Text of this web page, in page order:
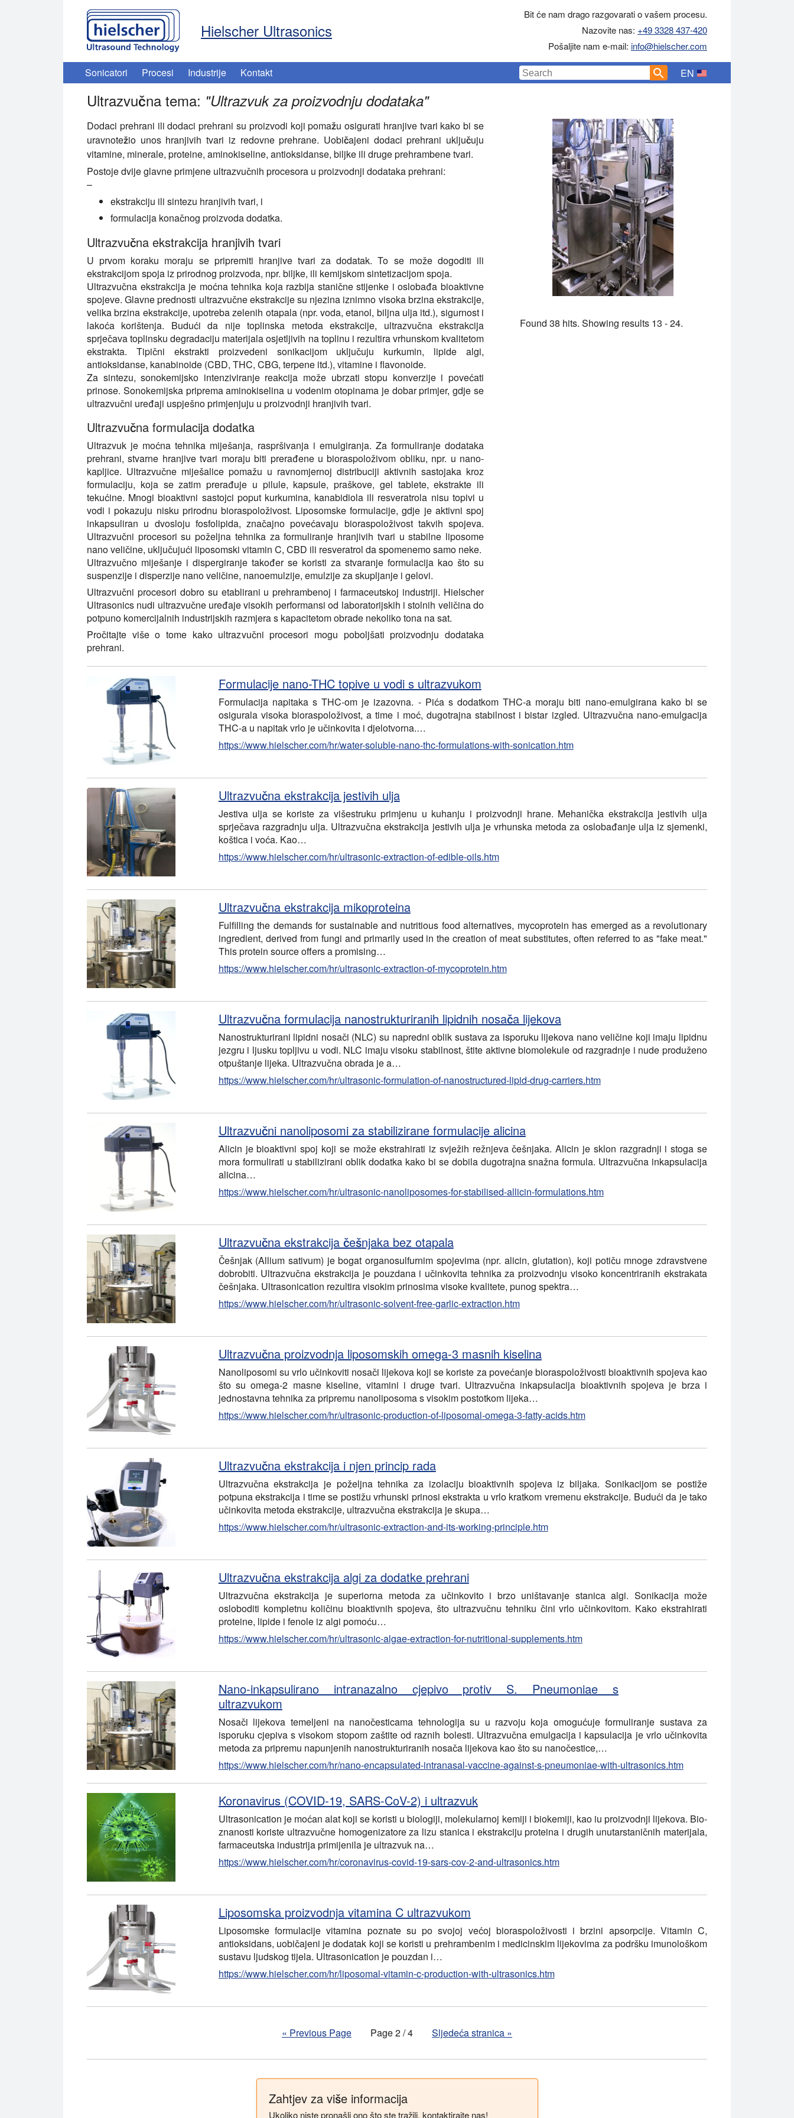
Hielscher Ultrasonics
Bit će nam drago razgovarati o vašem procesu.
Nazovite nas: +49 3328 437-420
Pošaljite nam e-mail: info@hielscher.com
Sonicatori Procesi Industrije Kontakt EN
Ultrazvučna tema: "Ultrazvuk za proizvodnju dodataka"
Dodaci prehrani ili dodaci prehrani su proizvodi koji pomažu osigurati hranjive tvari kako bi se
uravnotežio unos hranjivih tvari iz redovne prehrane. Uobičajeni dodaci prehrani uključuju
vitamine, minerale, proteine, aminokiseline, antioksidanse, biljke ili druge prehrambene tvari.
Postoje dvije glavne primjene ultrazvučnih procesora u proizvodnji dodataka prehrani:
–
ekstrakciju ili sintezu hranjivih tvari, i
formulacija konačnog proizvoda dodatka.
Ultrazvučna ekstrakcija hranjivih tvari
U prvom koraku moraju se pripremiti hranjive tvari za dodatak. To se može dogoditi ili
ekstrakcijom spoja iz prirodnog proizvoda, npr. biljke, ili kemijskom sintetizacijom spoja.
Ultrazvučna ekstrakcija je moćna tehnika koja razbija stanične stijenke i oslobađa bioaktivne
spojeve. Glavne prednosti ultrazvučne ekstrakcije su njezina iznimno visoka brzina ekstrakcije,
velika brzina ekstrakcije, upotreba zelenih otapala (npr. voda, etanol, biljna ulja itd.), sigurnost i
lakoća korištenja. Budući da nije toplinska metoda ekstrakcije, ultrazvučna ekstrakcija
sprječava toplinsku degradaciju materijala osjetljivih na toplinu i rezultira vrhunskom kvalitetom
ekstrakta. Tipični ekstrakti proizvedeni sonikacijom uključuju kurkumin, lipide algi,
antioksidanse, kanabinoide (CBD, THC, CBG, terpene itd.), vitamine i flavonoide.
Za sintezu, sonokemijsko intenziviranje reakcija može ubrzati stopu konverzije i povećati
prinose. Sonokemijska priprema aminokiselina u vodenim otopinama je dobar primjer, gdje se
ultrazvučni uređaji uspješno primjenjuju u proizvodnji hranjivih tvari.
Ultrazvučna formulacija dodatka
Ultrazvuk je moćna tehnika miješanja, raspršivanja i emulgiranja. Za formuliranje dodataka
prehrani, stvarne hranjive tvari moraju biti prerađene u bioraspoloživom obliku, npr. u nano-
kapljice. Ultrazvučne miješalice pomažu u ravnomjernoj distribuciji aktivnih sastojaka kroz
formulaciju, koja se zatim prerađuje u pilule, kapsule, praškove, gel tablete, ekstrakte ili
tekućine. Mnogi bioaktivni sastojci poput kurkumina, kanabidiola ili resveratrola nisu topivi u
vodi i pokazuju nisku prirodnu bioraspoloživost. Liposomske formulacije, gdje je aktivni spoj
inkapsuliran u dvosloju fosfolipida, značajno povećavaju bioraspoloživost takvih spojeva.
Ultrazvučni procesori su poželjna tehnika za formuliranje hranjivih tvari u stabilne liposome
nano veličine, uključujući liposomski vitamin C, CBD ili resveratrol da spomenemo samo neke.
Ultrazvučno miješanje i dispergiranje također se koristi za stvaranje formulacija kao što su
suspenzije i disperzije nano veličine, nanoemulzije, emulzije za skupljanje i gelovi.
Ultrazvučni procesori dobro su etablirani u prehrambenoj i farmaceutskoj industriji. Hielscher
Ultrasonics nudi ultrazvučne uređaje visokih performansi od laboratorijskih i stolnih veličina do
potpuno komercijalnih industrijskih razmjera s kapacitetom obrade nekoliko tona na sat.
Pročitajte više o tome kako ultrazvučni procesori mogu poboljšati proizvodnju dodataka
prehrani.
Found 38 hits. Showing results 13 - 24.
Formulacije nano-THC topive u vodi s ultrazvukom
Formulacija napitaka s THC-om je izazovna. - Pića s dodatkom THC-a moraju biti nano-emulgirana kako bi se
osigurala visoka bioraspoloživost, a time i moć, dugotrajna stabilnost i bistar izgled. Ultrazvučna nano-emulgacija
THC-a u napitak vrlo je učinkovita i djelotvorna.…
https://www.hielscher.com/hr/water-soluble-nano-thc-formulations-with-sonication.htm
Ultrazvučna ekstrakcija jestivih ulja
Jestiva ulja se koriste za višestruku primjenu u kuhanju i proizvodnji hrane. Mehanička ekstrakcija jestivih ulja
sprječava razgradnju ulja. Ultrazvučna ekstrakcija jestivih ulja je vrhunska metoda za oslobađanje ulja iz sjemenki,
koštica i voća. Kao…
https://www.hielscher.com/hr/ultrasonic-extraction-of-edible-oils.htm
Ultrazvučna ekstrakcija mikoproteina
Fulfilling the demands for sustainable and nutritious food alternatives, mycoprotein has emerged as a revolutionary
ingredient, derived from fungi and primarily used in the creation of meat substitutes, often referred to as "fake meat."
This protein source offers a promising…
https://www.hielscher.com/hr/ultrasonic-extraction-of-mycoprotein.htm
Ultrazvučna formulacija nanostrukturiranih lipidnih nosača lijekova
Nanostrukturirani lipidni nosači (NLC) su napredni oblik sustava za isporuku lijekova nano veličine koji imaju lipidnu
jezgru i ljusku topljivu u vodi. NLC imaju visoku stabilnost, štite aktivne biomolekule od razgradnje i nude produženo
otpuštanje lijeka. Ultrazvučna obrada je a…
https://www.hielscher.com/hr/ultrasonic-formulation-of-nanostructured-lipid-drug-carriers.htm
Ultrazvučni nanoliposomi za stabilizirane formulacije alicina
Alicin je bioaktivni spoj koji se može ekstrahirati iz svježih režnjeva češnjaka. Alicin je sklon razgradnji i stoga se
mora formulirati u stabilizirani oblik dodatka kako bi se dobila dugotrajna snažna formula. Ultrazvučna inkapsulacija
alicina…
https://www.hielscher.com/hr/ultrasonic-nanoliposomes-for-stabilised-allicin-formulations.htm
Ultrazvučna ekstrakcija češnjaka bez otapala
Češnjak (Allium sativum) je bogat organosulfurnim spojevima (npr. alicin, glutation), koji potiču mnoge zdravstvene
dobrobiti. Ultrazvučna ekstrakcija je pouzdana i učinkovita tehnika za proizvodnju visoko koncentriranih ekstrakata
češnjaka. Ultrasonication rezultira visokim prinosima visoke kvalitete, punog spektra…
https://www.hielscher.com/hr/ultrasonic-solvent-free-garlic-extraction.htm
Ultrazvučna proizvodnja liposomskih omega-3 masnih kiselina
Nanoliposomi su vrlo učinkoviti nosači lijekova koji se koriste za povećanje bioraspoloživosti bioaktivnih spojeva kao
što su omega-2 masne kiseline, vitamini i druge tvari. Ultrazvučna inkapsulacija bioaktivnih spojeva je brza i
jednostavna tehnika za pripremu nanoliposoma s visokim postotkom lijeka…
https://www.hielscher.com/hr/ultrasonic-production-of-liposomal-omega-3-fatty-acids.htm
Ultrazvučna ekstrakcija i njen princip rada
Ultrazvučna ekstrakcija je poželjna tehnika za izolaciju bioaktivnih spojeva iz biljaka. Sonikacijom se postiže
potpuna ekstrakcija i time se postižu vrhunski prinosi ekstrakta u vrlo kratkom vremenu ekstrakcije. Budući da je tako
učinkovita metoda ekstrakcije, ultrazvučna ekstrakcija je skupa…
https://www.hielscher.com/hr/ultrasonic-extraction-and-its-working-principle.htm
Ultrazvučna ekstrakcija algi za dodatke prehrani
Ultrazvučna ekstrakcija je superiorna metoda za učinkovito i brzo uništavanje stanica algi. Sonikacija može
osloboditi kompletnu količinu bioaktivnih spojeva, što ultrazvučnu tehniku čini vrlo učinkovitom. Kako ekstrahirati
proteine, lipide i fenole iz algi pomoću…
https://www.hielscher.com/hr/ultrasonic-algae-extraction-for-nutritional-supplements.htm
Nano-inkapsulirano intranazalno cjepivo protiv S. Pneumoniae s
ultrazvukom
Nosači lijekova temeljeni na nanočesticama tehnologija su u razvoju koja omogućuje formuliranje sustava za
isporuku cjepiva s visokom stopom zaštite od raznih bolesti. Ultrazvučna emulgacija i kapsulacija je vrlo učinkovita
metoda za pripremu napunjenih nanostrukturiranih nosača lijekova kao što su nanočestice,…
https://www.hielscher.com/hr/nano-encapsulated-intranasal-vaccine-against-s-pneumoniae-with-ultrasonics.htm
Koronavirus (COVID-19, SARS-CoV-2) i ultrazvuk
Ultrasonication je moćan alat koji se koristi u biologiji, molekularnoj kemiji i biokemiji, kao iu proizvodnji lijekova. Bio-
znanosti koriste ultrazvučne homogenizatore za lizu stanica i ekstrakciju proteina i drugih unutarstaničnih materijala,
farmaceutska industrija primijenila je ultrazvuk na…
https://www.hielscher.com/hr/coronavirus-covid-19-sars-cov-2-and-ultrasonics.htm
Liposomska proizvodnja vitamina C ultrazvukom
Liposomske formulacije vitamina poznate su po svojoj većoj bioraspoloživosti i brzini apsorpcije. Vitamin C,
antioksidans, uobičajeni je dodatak koji se koristi u prehrambenim i medicinskim lijekovima za podršku imunološkom
sustavu ljudskog tijela. Ultrasonication je pouzdan i…
https://www.hielscher.com/hr/liposomal-vitamin-c-production-with-ultrasonics.htm
« Previous Page Page 2 / 4 Sljedeća stranica »
Zahtjev za više informacija
Ukoliko niste pronašli ono što ste tražili, kontaktirajte nas!